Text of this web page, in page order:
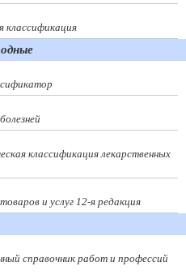
классификация
классификация лекарственных
и услуг 12-я редакция
справочник работ и профессий